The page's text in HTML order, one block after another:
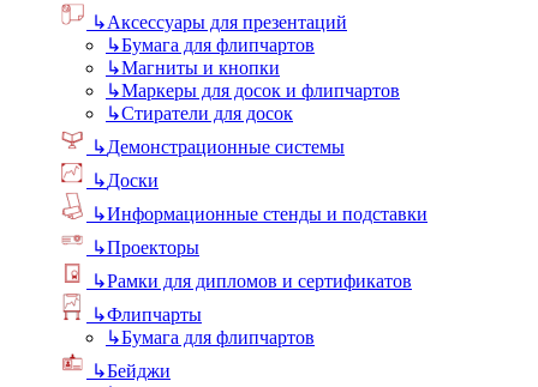
↳Аксессуары для презентаций
↳Бумага для флипчартов
↳Магниты и кнопки
↳Маркеры для досок и флипчартов
↳Стиратели для досок
↳Демонстрационные системы
↳Доски
↳Информационные стенды и подставки
↳Проекторы
↳Рамки для дипломов и сертификатов
↳Флипчарты
↳Бумага для флипчартов
↳Бейджи